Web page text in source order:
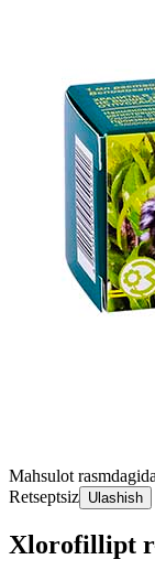
Mahsulot
Retseptsiz Ulashish
Xlorofillipt